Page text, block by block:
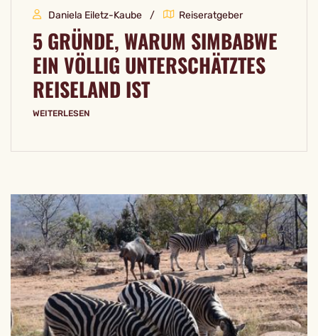
Daniela Eiletz-Kaube Reiseratgeber
5 GRÜNDE, WARUM SIMBABWE
EIN VÖLLIG UNTERSCHÄTZTES
REISELAND IST
WEITERLESEN